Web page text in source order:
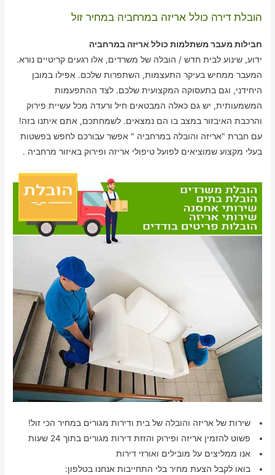
הובלת דירה כולל אריזה במרחביה במחיר זול
חבילות מעבר משתלמות כולל אריזה במרחביה
ידוע, שינוע לבית חדש / הובלה של משרדים, אלו רגעים קריטיים נורא.
המעבר ממחיש בעיקר התעצמות, השתפרות שלכם. אפילו במובן
היחידני, וגם בתעסוקה המקצועית שלכם. לצד ההתפעמות
המשמעותית, יש גם כאלה המבטאים חיל ורעדה מכל עשיית פירוק
והרכבת האיבזור במצב בו הם נמצאים. לשמחתכם, אתם איתנו בזה!
עם חברת "אריזה והובלה במרחביה " אפשר עבורכם לחפש בפשטות
בעלי מקצוע שמוציאים לפועל טיפולי אריזה ופירוק באיזור מרחביה .
שירות של אריזה והובלה של בית ודירות מגורים במחיר הכי זול!
פשוט להזמין אריזה ופירוק והזזת דירות מגורים בתוך 24 שעות
אנו ממליצים על מובילים ואורזי דירות
בואו לקבל הצעת מחיר בלי התחייבות אנחנו בטלפון: